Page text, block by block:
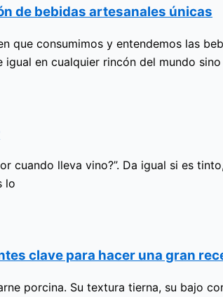
de bebidas artesanales únicas
consumimos y entendemos las
en cualquier rincón del mundo
cuando lleva vino?”. Da igual si es
lo
clave para hacer una gran
porcina. Su textura tierna, su bajo